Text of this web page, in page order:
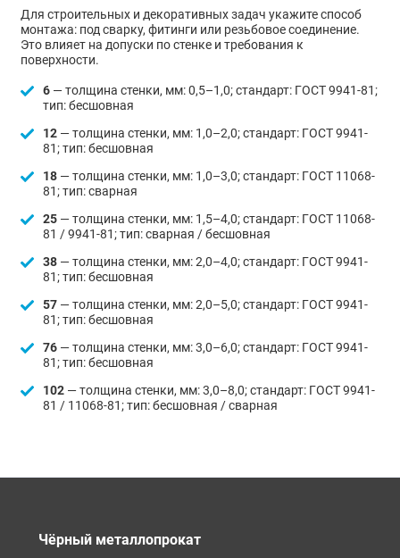
Для строительных и декоративных задач укажите способ
монтажа: под сварку, фитинги или резьбовое соединение.
Это влияет на допуски по стенке и требования к
поверхности.
6— толщина стенки, мм: 0,5–1,0; стандарт: ГОСТ 9941-81;
тип: бесшовная
12— толщина стенки, мм: 1,0–2,0; стандарт: ГОСТ 9941-
81; тип: бесшовная
18— толщина стенки, мм: 1,0–3,0; стандарт: ГОСТ 11068-
81; тип: сварная
25— толщина стенки, мм: 1,5–4,0; стандарт: ГОСТ 11068-
81 / 9941-81; тип: сварная / бесшовная
38— толщина стенки, мм: 2,0–4,0; стандарт: ГОСТ 9941-
81; тип: бесшовная
57— толщина стенки, мм: 2,0–5,0; стандарт: ГОСТ 9941-
81; тип: бесшовная
76— толщина стенки, мм: 3,0–6,0; стандарт: ГОСТ 9941-
81; тип: бесшовная
102— толщина стенки, мм: 3,0–8,0; стандарт: ГОСТ 9941-
81 / 11068-81; тип: бесшовная / сварная
Чёрный металлопрокат